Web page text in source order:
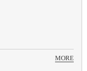
MORE